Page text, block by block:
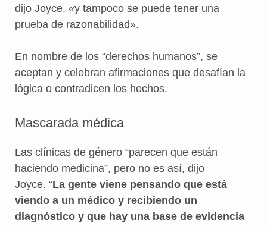
dijo Joyce, «y tampoco se puede tener una
prueba de razonabilidad».
En nombre de los “derechos humanos”, se
aceptan y celebran afirmaciones que desafían la
lógica o contradicen los hechos.
Mascarada médica
Las clínicas de género “parecen que están
haciendo medicina”, pero no es así, dijo
Joyce. “La gente viene pensando que está
viendo a un médico y recibiendo un
diagnóstico y que hay una base de evidencia